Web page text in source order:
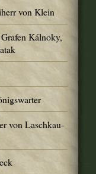
von Klein
Kálnoky,
von Laschkau-